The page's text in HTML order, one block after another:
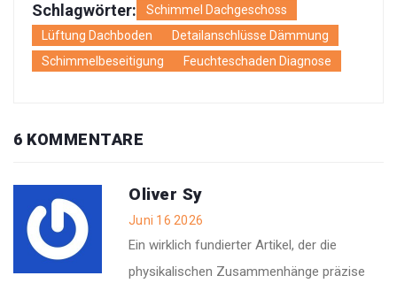
Schlagwörter:
Schimmel Dachgeschoss
Lüftung Dachboden
Detailanschlüsse Dämmung
Schimmelbeseitigung
Feuchteschaden Diagnose
6 KOMMENTARE
Oliver Sy
Juni 16 2026
Ein wirklich fundierter Artikel, der die
physikalischen Zusammenhänge präzise